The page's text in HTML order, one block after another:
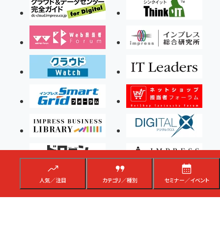
人気／注目 カテゴリ／種別 セミナー／イベント